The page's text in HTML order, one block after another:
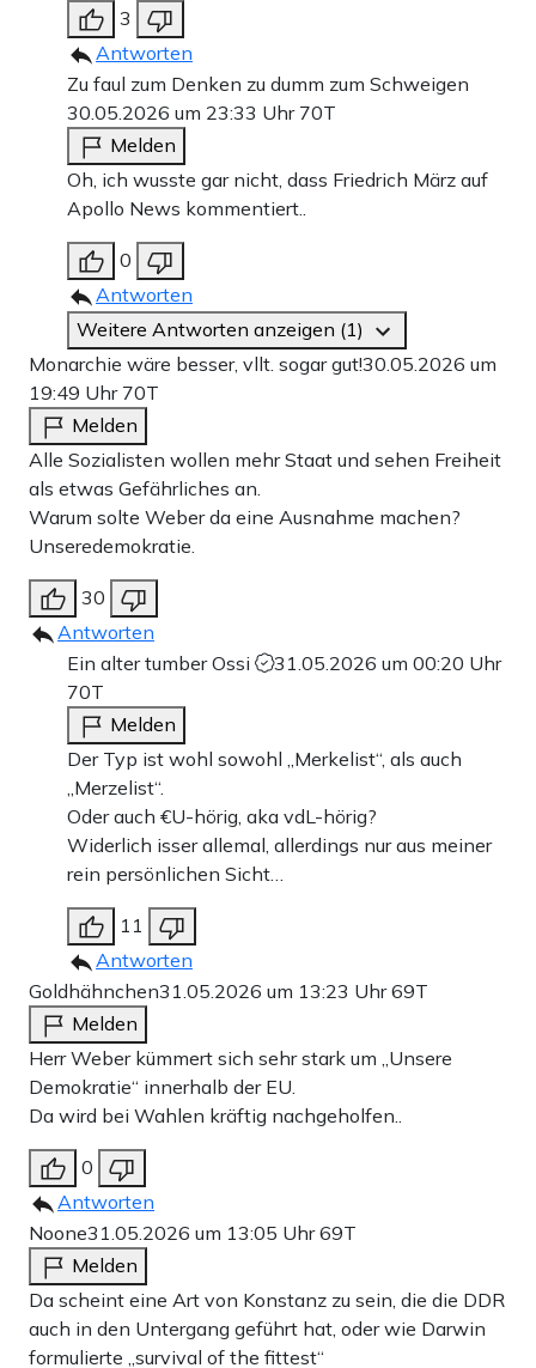
3
Antworten
Zu faul zum Denken zu dumm zum Schweigen
30.05.2026 um 23:33 Uhr 70T
Melden
Oh, ich wusste gar nicht, dass Friedrich März auf
Apollo News kommentiert..
0
Antworten
Weitere Antworten anzeigen (1)
Monarchie wäre besser, vllt. sogar gut!30.05.2026 um
19:49 Uhr 70T
Melden
Alle Sozialisten wollen mehr Staat und sehen Freiheit
als etwas Gefährliches an.
Warum solte Weber da eine Ausnahme machen?
Unseredemokratie.
30
Antworten
Ein alter tumber Ossi
31.05.2026 um 00:20 Uhr
70T
Melden
Der Typ ist wohl sowohl „Merkelist“, als auch
„Merzelist“.
Oder auch €U-hörig, aka vdL-hörig?
Widerlich isser allemal, allerdings nur aus meiner
rein persönlichen Sicht…
11
Antworten
Goldhähnchen31.05.2026 um 13:23 Uhr69T
Melden
Herr Weber kümmert sich sehr stark um „Unsere
Demokratie“ innerhalb der EU.
Da wird bei Wahlen kräftig nachgeholfen..
0
Antworten
Noone31.05.2026 um 13:05 Uhr69T
Melden
Da scheint eine Art von Konstanz zu sein, die die DDR
auch in den Untergang geführt hat, oder wie Darwin
formulierte „survival of the fittest“